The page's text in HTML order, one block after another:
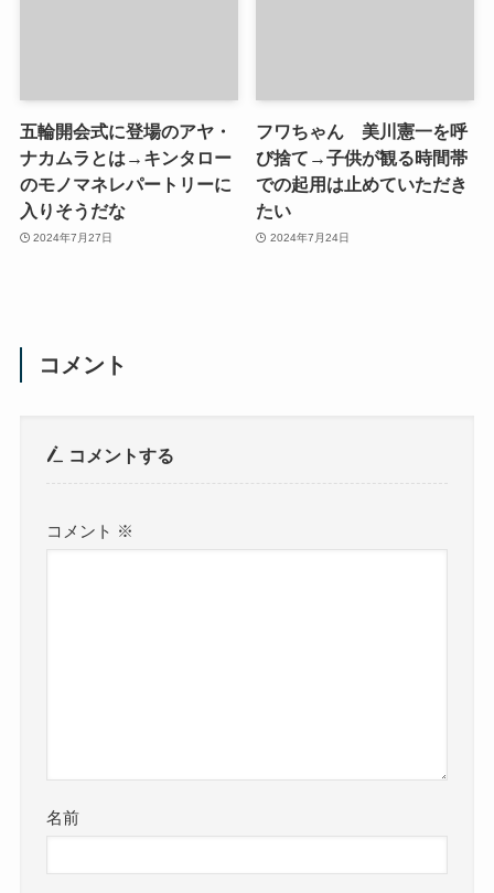
五輪開会式に登場のアヤ・
ナカムラとは→キンタロー
のモノマネレパートリーに
入りそうだな
2024年7月27日
フワちゃん 美川憲一を呼
び捨て→子供が観る時間帯
での起用は止めていただき
たい
2024年7月24日
コメント
コメントする
コメント ※
名前